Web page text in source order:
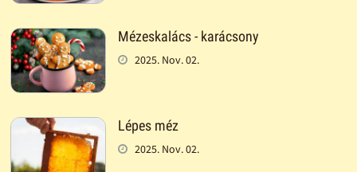
Mézeskalács - karácsony
2025. Nov. 02.
Lépes méz
2025. Nov. 02.